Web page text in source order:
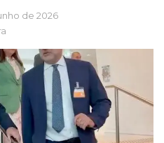
de 2026